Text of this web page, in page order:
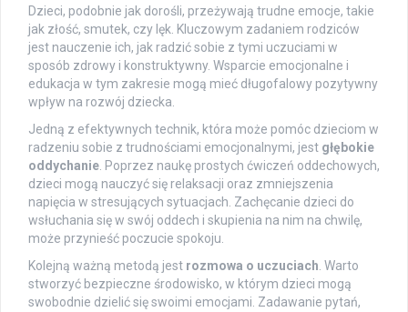
Dzieci, podobnie jak dorośli, przeżywają trudne emocje, takie
jak złość, smutek, czy lęk. Kluczowym zadaniem rodziców
jest nauczenie ich, jak radzić sobie z tymi uczuciami w
sposób zdrowy i konstruktywny. Wsparcie emocjonalne i
edukacja w tym zakresie mogą mieć długofalowy pozytywny
wpływ na rozwój dziecka.
Jedną z efektywnych technik, która może pomóc dzieciom w
radzeniu sobie z trudnościami emocjonalnymi, jest głębokie
oddychanie. Poprzez naukę prostych ćwiczeń oddechowych,
dzieci mogą nauczyć się relaksacji oraz zmniejszenia
napięcia w stresujących sytuacjach. Zachęcanie dzieci do
wsłuchania się w swój oddech i skupienia na nim na chwilę,
może przynieść poczucie spokoju.
Kolejną ważną metodą jest rozmowa o uczuciach. Warto
stworzyć bezpieczne środowisko, w którym dzieci mogą
swobodnie dzielić się swoimi emocjami. Zadawanie pytań,